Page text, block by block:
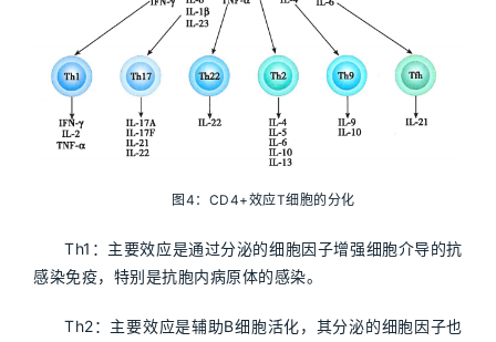
图4：CD4+效应T细胞的分化
Th1：主要效应是通过分泌的细胞因子增强细胞介导的抗
感染免疫，特别是抗胞内病原体的感染。
Th2：主要效应是辅助B细胞活化，其分泌的细胞因子也